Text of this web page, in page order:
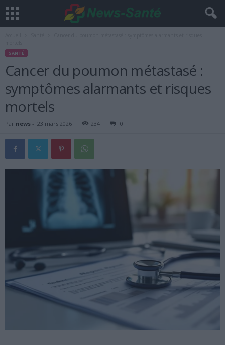
SANTÉ
Cancer du poumon métastasé :
symptômes alarmants et risques
mortels
Par news - 23 mars 2026 234 0